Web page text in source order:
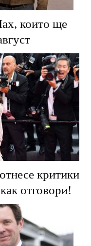
които ще
критики
отговори!